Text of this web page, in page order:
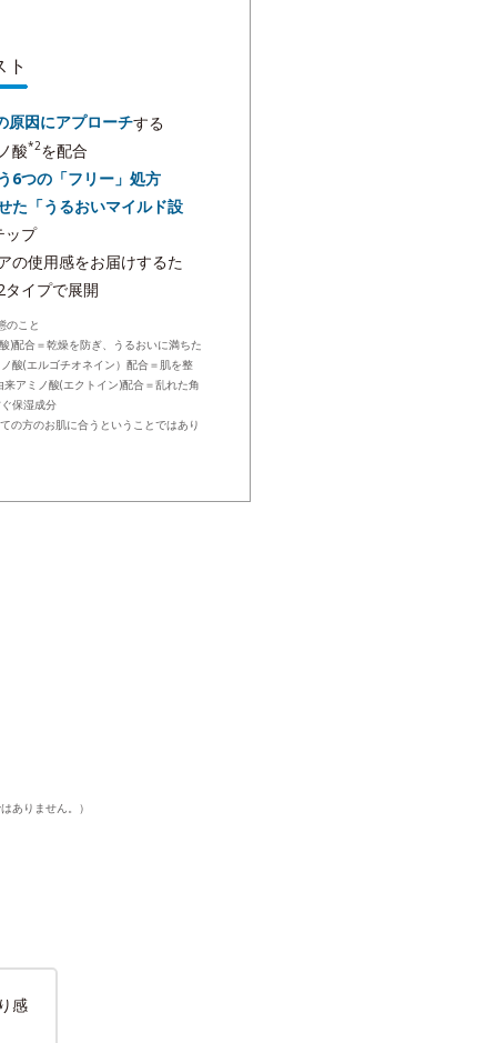
原因にアプローチする
酸*2を配合
6つの「フリー」処方
た「うるおいマイルド設
ップ
の使用感をお届けするた
イプで展開
のこと
)配合＝乾燥を防ぎ、うるおいに満ちた
酸(エルゴチオネイン）配合＝肌を整
アミノ酸(エクトイン)配合＝乱れた角
保湿成分
の方のお肌に合うということではあり
ありません。）
感